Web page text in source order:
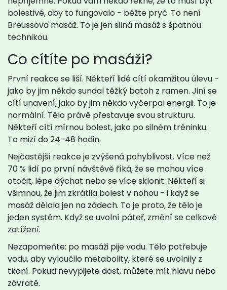
bolestivé, aby to fungovalo - běžte pryč. To není
Breussova masáž. To je jen silná masáž s špatnou
technikou.
Co cítíte po masáži?
První reakce se liší. Někteří lidé cítí okamžitou úlevu -
jako by jim někdo sundal těžký batoh z ramen. Jiní se
cítí unavení, jako by jim někdo vyčerpal energii. To je
normální. Tělo právě přestavuje svou strukturu.
Někteří cítí mírnou bolest, jako po silném tréninku.
To mizí do 24-48 hodin.
Nejčastější reakce je zvýšená pohyblivost. Více než
70 % lidí po první návštěvě říká, že se mohou více
otočit, lépe dýchat nebo se více sklonit. Někteří si
všimnou, že jim zkrátila bolest v nohou - i když se
masáž dělala jen na zádech. To je proto, že tělo je
jeden systém. Když se uvolní páteř, změní se celkové
zatížení.
Nezapomeňte: po masáži pije vodu. Tělo potřebuje
vodu, aby vyloučilo metabolity, které se uvolnily z
tkaní. Pokud nevypijete dost, můžete mít hlavu nebo
závratě.